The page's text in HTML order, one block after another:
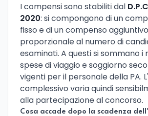
I compensi sono stabiliti dal
2020: si compongono di un
fisso e di un compenso aggiuntivo
proporzionale al numero di
esaminati. A questi si sommano i
spese di viaggio e soggiorno
vigenti per il personale della PA.
complessivo varia quindi
alla partecipazione al concorso.
Cosa accade dopo la scadenza